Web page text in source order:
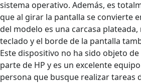
sistema operativo. Además, es
que al girar la pantalla se convierte
del modelo es una carcasa
teclado y el borde de la pantalla
Este dispositivo no ha sido objeto
parte de HP y es un excelente
persona que busque realizar tareas